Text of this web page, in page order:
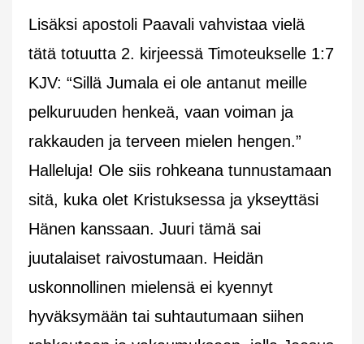
Lisäksi apostoli Paavali vahvistaa vielä
tätä totuutta 2. kirjeessä Timoteukselle 1:7
KJV: “Sillä Jumala ei ole antanut meille
pelkuruuden henkeä, vaan voiman ja
rakkauden ja terveen mielen hengen.”
Halleluja! Ole siis rohkeana tunnustamaan
sitä, kuka olet Kristuksessa ja ykseyttäsi
Hänen kanssaan. Juuri tämä sai
juutalaiset raivostumaan. Heidän
uskonnollinen mielensä ei kyennyt
hyväksymään tai suhtautumaan siihen